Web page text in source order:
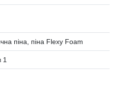
піна, піна Flexy Foam
1